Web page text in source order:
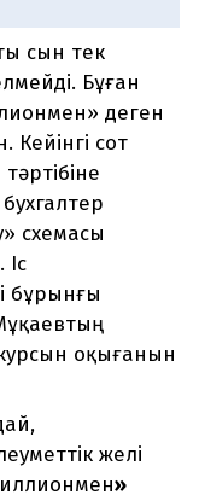
сын тек
Бұған
деген
Кейінгі сот
схемасы
бұрынғы
оқығанын
желі
»